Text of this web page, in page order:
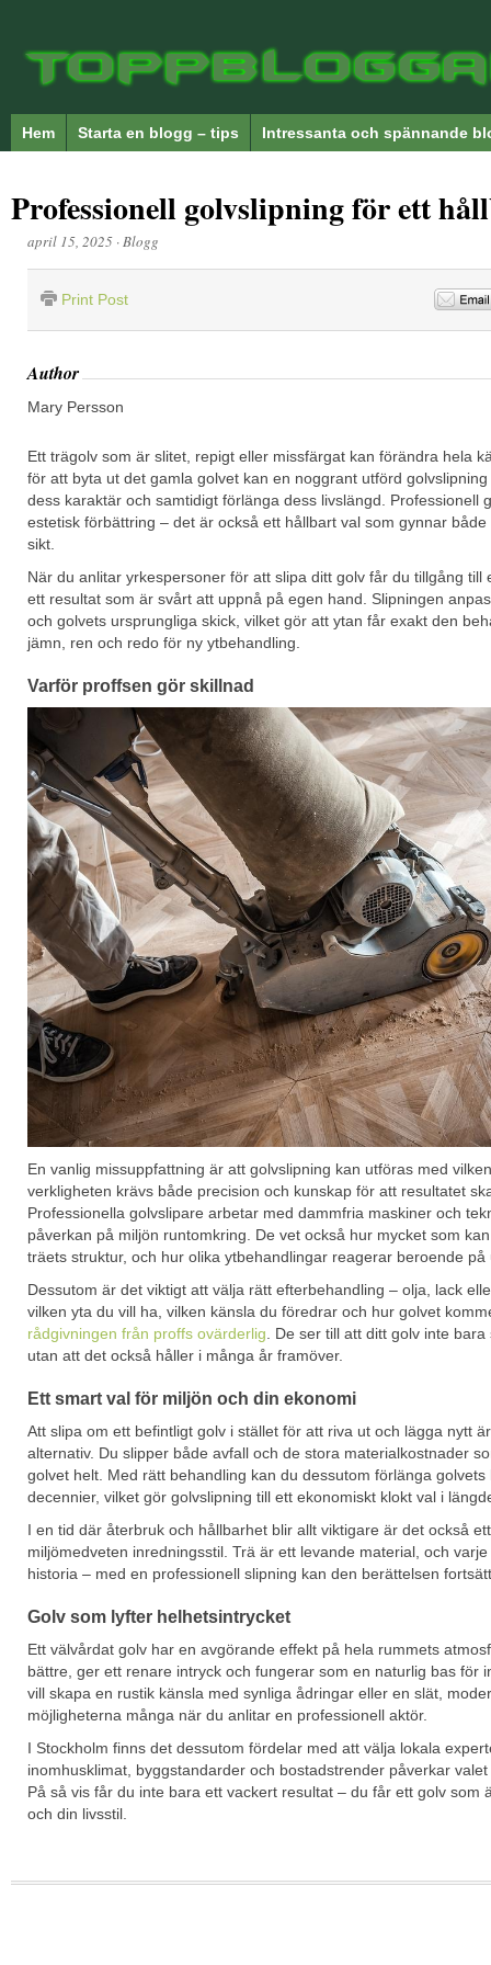
Hem Starta en blogg – tips Intressanta och spännande
Professionell golvslipning för ett
april 15, 2025 ·Blogg
Print Post
Author
Mary Persson
Ett trägolv som är slitet, repigt eller missfärgat kan förändra hela
för att byta ut det gamla golvet kan en noggrant utförd
dess karaktär och samtidigt förlänga dess livslängd. Professionell
estetisk förbättring – det är också ett hållbart val som gynnar
sikt.
När du anlitar yrkespersoner för att slipa ditt golv får du tillgång till
ett resultat som är svårt att uppnå på egen hand. Slipningen
och golvets ursprungliga skick, vilket gör att ytan får exakt den
jämn, ren och redo för ny ytbehandling.
Varför proffsen gör skillnad
En vanlig missuppfattning är att golvslipning kan utföras med
verkligheten krävs både precision och kunskap för att resultatet
Professionella golvslipare arbetar med dammfria maskiner och
påverkan på miljön runtomkring. De vet också hur mycket som
träets struktur, och hur olika ytbehandlingar reagerar beroende på
Dessutom är det viktigt att välja rätt efterbehandling – olja, lack
vilken yta du vill ha, vilken känsla du föredrar och hur golvet
rådgivningen från proffs ovärderlig . De ser till att ditt golv inte
utan att det också håller i många år framöver.
Ett smart val för miljön och din ekonomi
Att slipa om ett befintligt golv i stället för att riva ut och lägga nytt
alternativ. Du slipper både avfall och de stora materialkostnader
golvet helt. Med rätt behandling kan du dessutom förlänga golvets
decennier, vilket gör golvslipning till ett ekonomiskt klokt val i
I en tid där återbruk och hållbarhet blir allt viktigare är det också
miljömedveten inredningsstil. Trä är ett levande material, och
historia – med en professionell slipning kan den berättelsen
Golv som lyfter helhetsintrycket
Ett välvårdat golv har en avgörande effekt på hela rummets
bättre, ger ett renare intryck och fungerar som en naturlig bas för
vill skapa en rustik känsla med synliga ådringar eller en slät,
möjligheterna många när du anlitar en professionell aktör.
I Stockholm finns det dessutom fördelar med att välja lokala
inomhusklimat, byggstandarder och bostadstrender påverkar
På så vis får du inte bara ett vackert resultat – du får ett golv som
och din livsstil.